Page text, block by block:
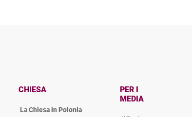
CHIESA
La Chiesa in Polonia
PER I
MEDIA